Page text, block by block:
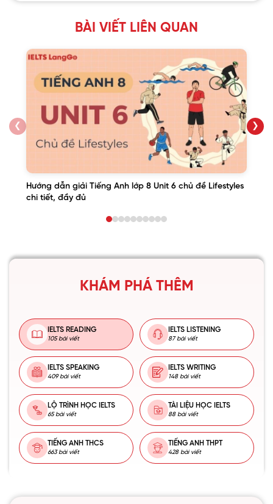
BÀI VIẾT LIÊN QUAN
❮
Hướng dẫn giải Tiếng Anh lớp 8 Unit 6 chủ đề Lifestyles
chi tiết, đầy đủ
❯
KHÁM PHÁ THÊM
IELTS READING
105 bài viết
IELTS LISTENING
87 bài viết
IELTS SPEAKING
409 bài viết
IELTS WRITING
148 bài viết
LỘ TRÌNH HỌC IELTS
65 bài viết
TÀI LIỆU HỌC IELTS
88 bài viết
TIẾNG ANH THCS
663 bài viết
TIẾNG ANH THPT
428 bài viết